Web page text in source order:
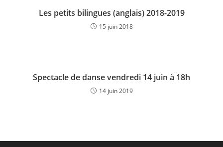
Les petits bilingues (anglais) 2018-2019
15 juin 2018
Spectacle de danse vendredi 14 juin à 18h
14 juin 2019